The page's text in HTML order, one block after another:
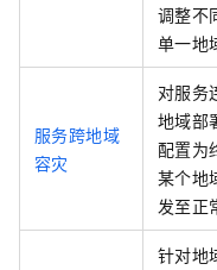
调整不
单一地
服务跨地域
容灾
对服务
地域部
配置为
某个地
发至正
针对地